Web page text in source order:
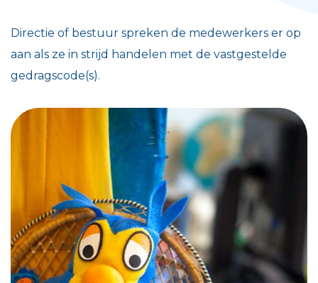
Directie of bestuur spreken de medewerkers er op
aan als ze in strijd handelen met de vastgestelde
gedragscode(s).